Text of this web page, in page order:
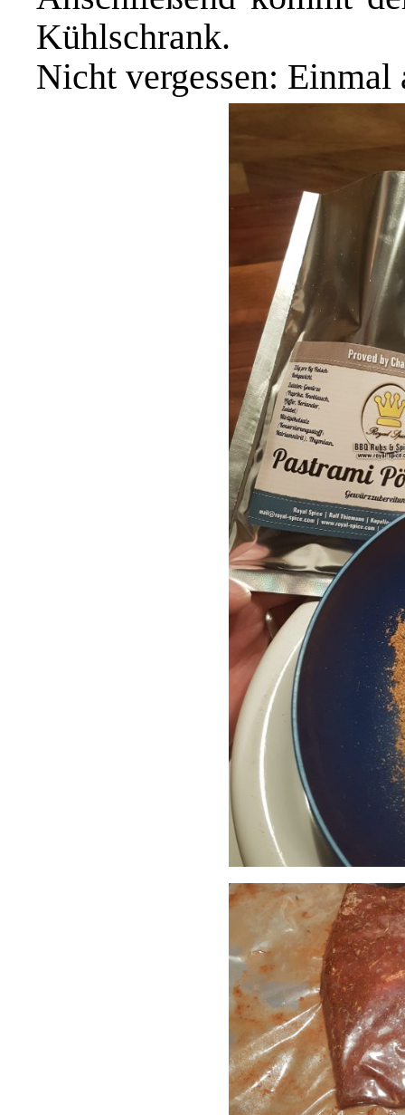
Kühlschrank.
Nicht vergessen: Einmal